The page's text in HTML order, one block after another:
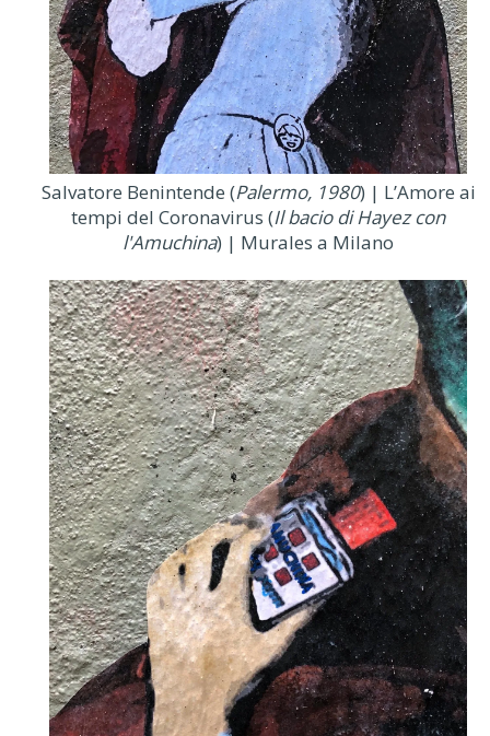
Salvatore Benintende (Palermo, 1980) | L’Amore ai
tempi del Coronavirus (Il bacio di Hayez con
l'Amuchina) | Murales a Milano